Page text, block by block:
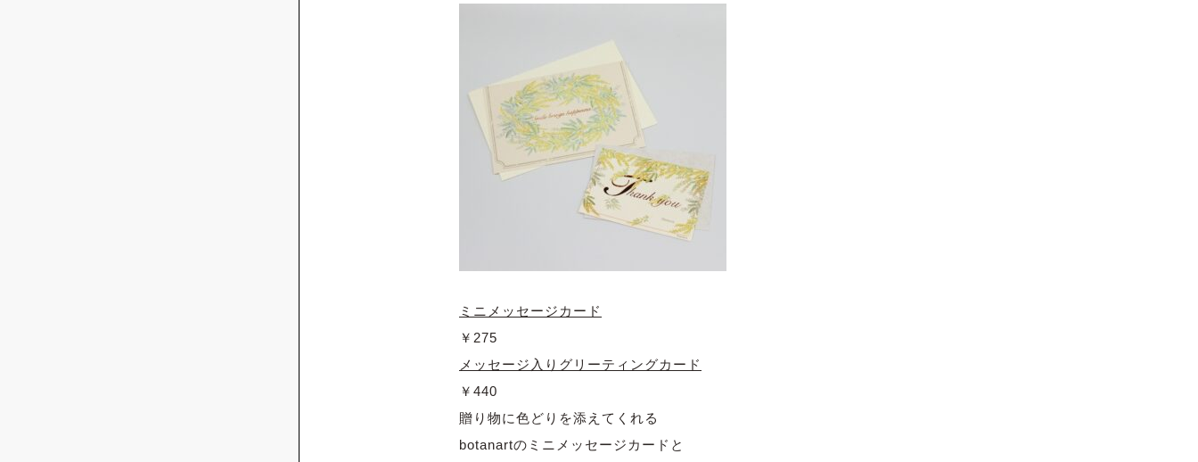
ミニメッセージカード
￥275
メッセージ入りグリーティングカード
￥440
贈り物に色どりを添えてくれる
botanartのミニメッセージカードと